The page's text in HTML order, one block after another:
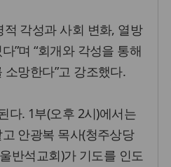
각성과 사회 변화, 열방
”며 “회개와 각성을 통해
망한다”고 강조했다.
다. 1부(오후 2시)에서는
안광복 목사(청주상당
반석교회)가 기도를 인도